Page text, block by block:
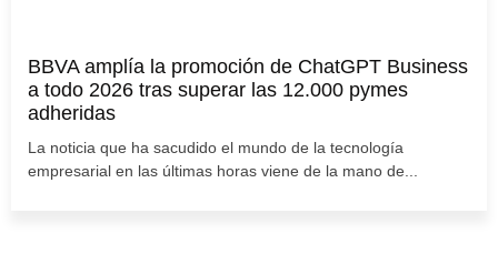
BBVA amplía la promoción de ChatGPT Business
a todo 2026 tras superar las 12.000 pymes
adheridas
La noticia que ha sacudido el mundo de la tecnología
empresarial en las últimas horas viene de la mano de...